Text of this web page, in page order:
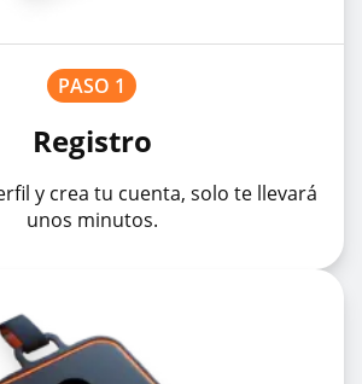
PASO 1
Registro
y crea tu cuenta, solo te llevará
unos minutos.